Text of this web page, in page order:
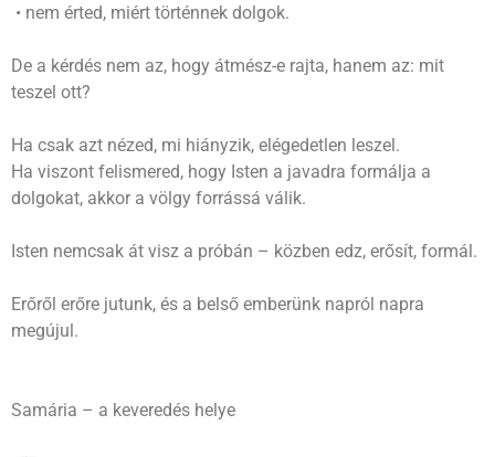
• nem érted, miért történnek dolgok.
De a kérdés nem az, hogy átmész-e rajta, hanem az: mit
teszel ott?
Ha csak azt nézed, mi hiányzik, elégedetlen leszel.
Ha viszont felismered, hogy Isten a javadra formálja a
dolgokat, akkor a völgy forrássá válik.
Isten nemcsak át visz a próbán – közben edz, erősít, formál.
Erőről erőre jutunk, és a belső emberünk napról napra
megújul.
Samária – a keveredés helye